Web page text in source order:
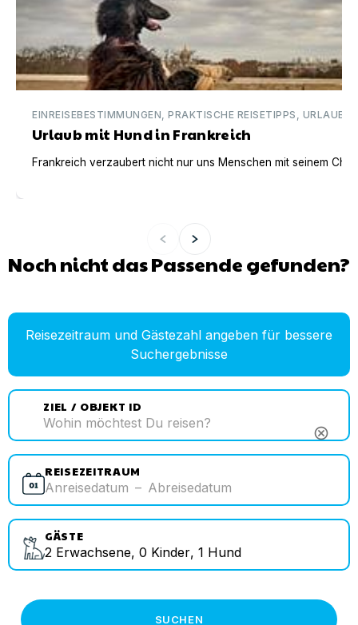
EINREISEBESTIMMUNGEN, PRAKTISCHE REISETIPPS,
Urlaub mit Hund in Frankreich
Frankreich verzaubert nicht nur uns Menschen mit seinem
Noch nicht das Passende gefunden?
Reisezeitraum und Gästezahl angeben für bessere
Suchergebnisse
ZIEL / OBJEKT ID
cancel
REISEZEITRAUM
Anreisedatum – Abreisedatum
GÄSTE
2 Erwachsene, 0 Kinder, 1 Hund
SUCHEN